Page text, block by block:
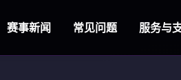
赛事新闻 常见问题 服务与